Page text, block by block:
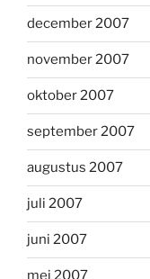
december 2007
november 2007
oktober 2007
september 2007
augustus 2007
juli 2007
juni 2007
mei 2007